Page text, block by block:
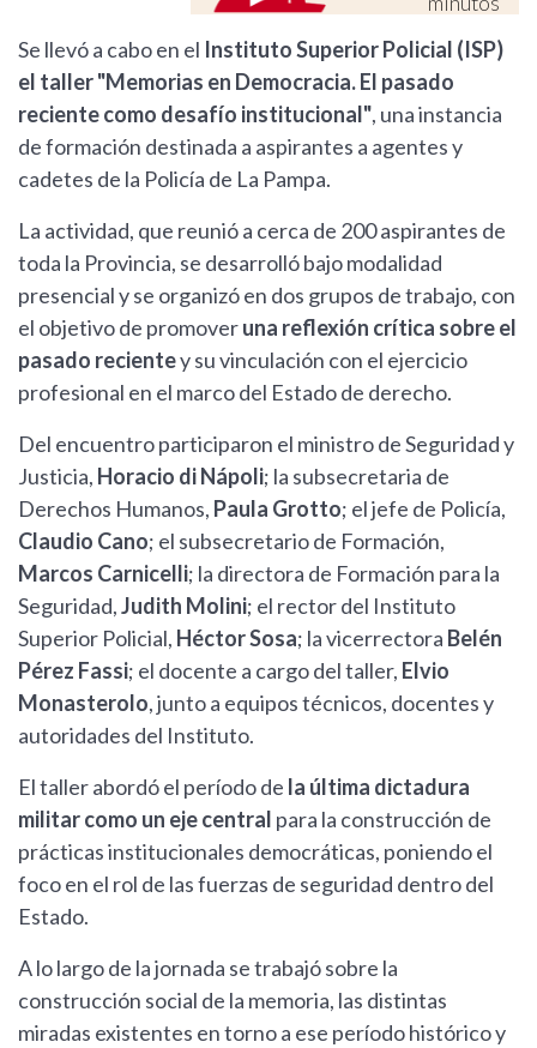
Se llevó a cabo en el Instituto Superior Policial (ISP)
el taller "Memorias en Democracia. El pasado
reciente como desafío institucional", una instancia
de formación destinada a aspirantes a agentes y
cadetes de la Policía de La Pampa.
La actividad, que reunió a cerca de 200 aspirantes de
toda la Provincia, se desarrolló bajo modalidad
presencial y se organizó en dos grupos de trabajo, con
el objetivo de promoveruna reflexión crítica sobre el
pasado recientey su vinculación con el ejercicio
profesional en el marco del Estado de derecho.
Del encuentro participaron el ministro de Seguridad y
Justicia, Horacio di Nápoli; la subsecretaria de
Derechos Humanos, Paula Grotto; el jefe de Policía,
Claudio Cano; el subsecretario de Formación,
Marcos Carnicelli; la directora de Formación para la
Seguridad,Judith Molini; el rector del Instituto
Superior Policial, Héctor Sosa; la vicerrectora Belén
Pérez Fassi; el docente a cargo del taller, Elvio
Monasterolo, junto a equipos técnicos, docentes y
autoridades del Instituto.
El taller abordó el período de la última dictadura
militar como un eje central para la construcción de
prácticas institucionales democráticas, poniendo el
foco en el rol de las fuerzas de seguridad dentro del
Estado.
A lo largo de la jornada se trabajó sobre la
construcción social de la memoria, las distintas
miradas existentes en torno a ese período histórico y